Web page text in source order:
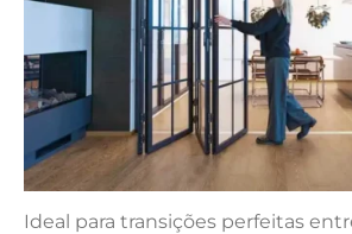
Ideal para transições perfeitas